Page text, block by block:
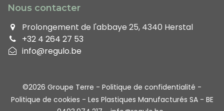
Nous contacter
Prolongement de l'abbaye 25, 4340 Herstal
+32 4 264 27 53
info@regulo.be
©2026 Groupe Terre - Politique de confidentialité -
Politique de cookies - Les Plastiques Manufacturés SA - BE